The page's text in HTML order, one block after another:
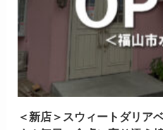
＜新店＞スウィートダリア